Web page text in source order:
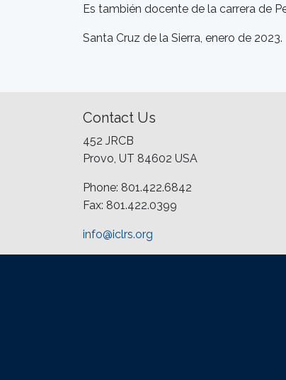
Es también docente de la carrera de
Santa Cruz de la Sierra, enero de 2023.
Contact Us
452 JRCB
Provo, UT 84602 USA
Phone: 801.422.6842
Fax: 801.422.0399
info@iclrs.org